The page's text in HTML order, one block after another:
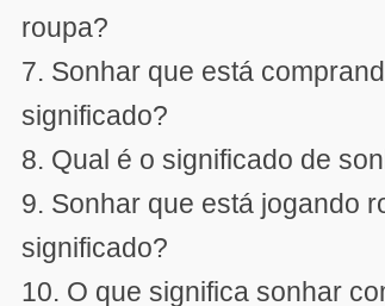
roupa?
7. Sonhar que está
significado?
8. Qual é o significado de
9. Sonhar que está jogando
significado?
10. O que significa sonhar